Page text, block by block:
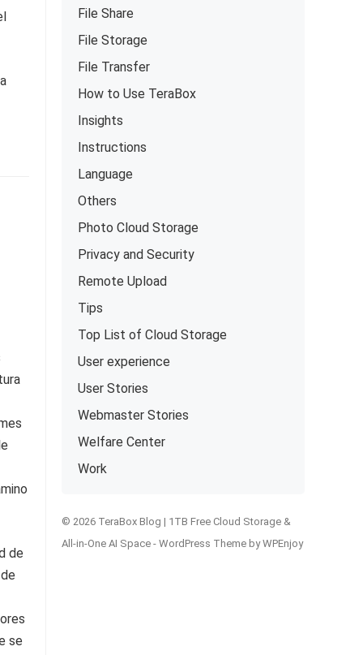
de
se
File Share
File Storage
File Transfer
How to Use TeraBox
Insights
Instructions
Language
Others
Photo Cloud Storage
Privacy and Security
Remote Upload
Tips
Top List of Cloud Storage
User experience
User Stories
Webmaster Stories
Welfare Center
Work
© 2026 TeraBox Blog | 1TB Free Cloud Storage &
All-in-One AI Space - WordPress Theme byWPEnjoy